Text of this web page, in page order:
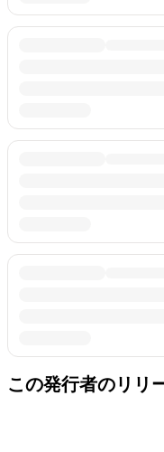
この発行者のリリ